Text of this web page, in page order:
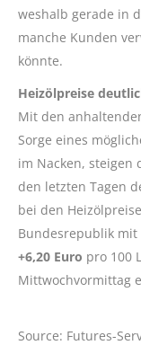
weshalb gerade in
manche Kunden
könnte.
Heizölpreise
Mit den
Sorge eines
im Nacken, steigen
den letzten Tagen
bei den
Bundesrepublik mit
+6,20 Euro pro 100
Mittwochvormittag
Source: Futures-